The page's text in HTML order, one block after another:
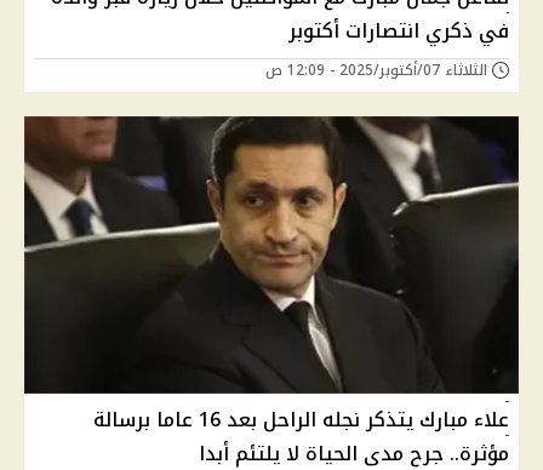
في ذكري انتصارات أكتوبر
الثلاثاء 07/أكتوبر/2025 - 12:09 ص
علاء مبارك يتذكر نجله الراحل بعد 16 عاما برسالة
مؤثرة.. جرح مدى الحياة لا يلتئم أبدا